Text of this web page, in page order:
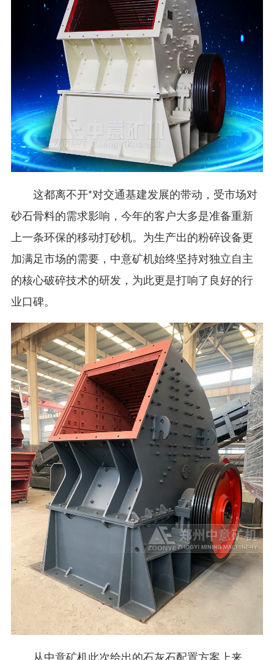
这都离不开*对交通基建发展的带动，受市场对
砂石骨料的需求影响，今年的客户大多是准备重新
上一条环保的移动打砂机。为生产出的粉碎设备更
加满足市场的需要，中意矿机始终坚持对独立自主
的核心破碎技术的研发，为此更是打响了良好的行
业口碑。
从中意矿机此次给出的石灰石配置方案上来